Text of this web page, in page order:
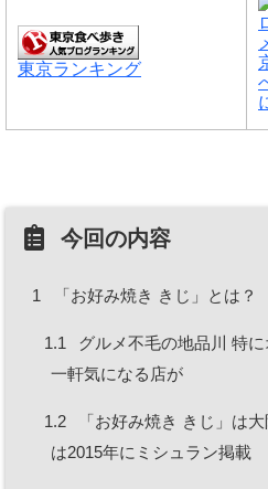
東京ランキング
今回の内容
1 「お好み焼き きじ」とは？
1.1
グルメ不毛の地品川 特
一軒気になる店が
1.2
「お好み焼き きじ」は
は2015年にミシュラン掲載